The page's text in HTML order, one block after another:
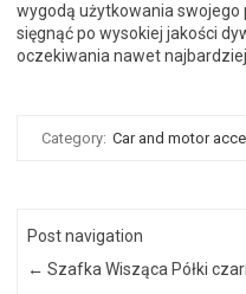
wygodą użytkowania
sięgnąć po wysokiej jakości
oczekiwania nawet
Category: Car and motor
Post navigation
← Szafka Wisząca Półki